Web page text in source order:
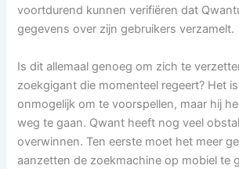
voortdurend kunnen verifiëren dat
gegevens over zijn gebruikers verzamelt.
Is dit allemaal genoeg om zich te
zoekgigant die momenteel regeert? Het
onmogelijk om te voorspellen, maar hij
weg te gaan. Qwant heeft nog veel
overwinnen. Ten eerste moet het meer
aanzetten de zoekmachine op mobiel te